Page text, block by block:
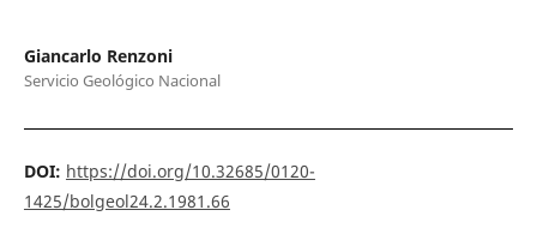
Giancarlo Renzoni
Servicio Geológico Nacional
DOI: https://doi.org/10.32685/0120-
1425/bolgeol24.2.1981.66